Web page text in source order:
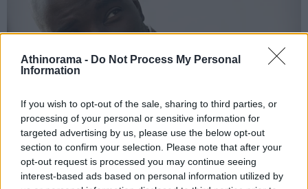
Athinorama - Do Not Process My Personal
Information
If you wish to opt-out of the sale, sharing to third parties, or
processing of your personal or sensitive information for
targeted advertising by us, please use the below opt-out
section to confirm your selection. Please note that after your
opt-out request is processed you may continue seeing
interest-based ads based on personal information utilized by
Luke Cage
Αλεξίσφαιρος, ατμοσφαιρικός, ενδιαφέρων